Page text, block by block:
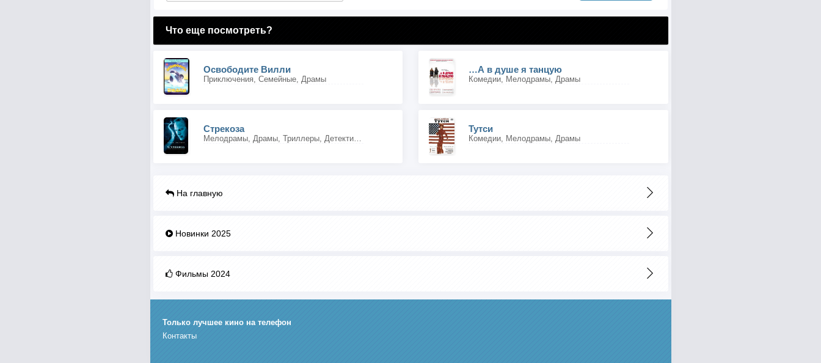
Что еще посмотреть?
Освободите Вилли
Приключения, Семейные, Драмы
…А в душе я танцую
Комедии, Мелодрамы, Драмы
Стрекоза
Мелодрамы, Драмы, Триллеры, Детективы, Фэнтези
Тутси
Комедии, Мелодрамы, Драмы
На главную
Новинки 2025
Фильмы 2024
Только лучшее кино на телефон
Контакты